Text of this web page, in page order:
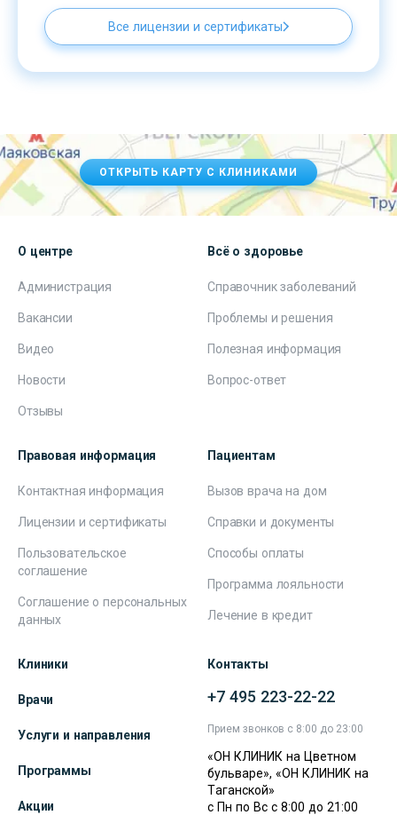
Все лицензии и сертификаты
ОТКРЫТЬ КАРТУ С КЛИНИКАМИ
О центре
Администрация
Вакансии
Видео
Новости
Отзывы
Всё о здоровье
Справочник заболеваний
Проблемы и решения
Полезная информация
Вопрос-ответ
Правовая информация
Контактная информация
Лицензии и сертификаты
Пользовательское
соглашение
Соглашение о персональных
данных
Пациентам
Вызов врача на дом
Справки и документы
Способы оплаты
Программа лояльности
Лечение в кредит
Клиники
Врачи
Услуги и направления
Программы
Акции
Контакты
+7 495 223-22-22
Прием звонков с 8:00 до 23:00
«ОН КЛИНИК на Цветном
бульваре», «ОН КЛИНИК на
Таганской»
с Пн по Вс с 8:00 до 21:00